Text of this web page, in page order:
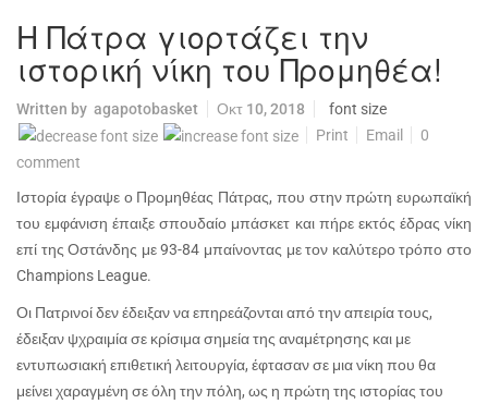
Η Πάτρα γιορτάζει την
ιστορική νίκη του Προμηθέα!
Written by agapotobasket Οκτ 10, 2018
font size
Print
Email
0
comment
Ιστορία έγραψε ο Προμηθέας Πάτρας, που στην πρώτη ευρωπαϊκή
του εμφάνιση έπαιξε σπουδαίο μπάσκετ και πήρε εκτός έδρας νίκη
επί της Οστάνδης με 93-84 μπαίνοντας με τον καλύτερο τρόπο στο
Champions League.
Οι Πατρινοί δεν έδειξαν να επηρεάζονται από την απειρία τους,
έδειξαν ψχραιμία σε κρίσιμα σημεία της αναμέτρησης και με
εντυπωσιακή επιθετική λειτουργία, έφτασαν σε μια νίκη που θα
μείνει χαραγμένη σε όλη την πόλη, ως η πρώτη της ιστορίας του